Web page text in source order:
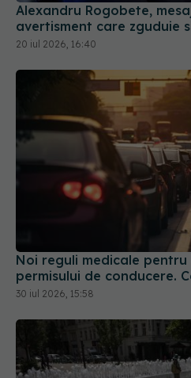
Alexandru Rogobete,
avertisment care zguduie
20 iul 2026, 16:40
Noi reguli medicale
permisului de conducere.
30 iul 2026, 15:58